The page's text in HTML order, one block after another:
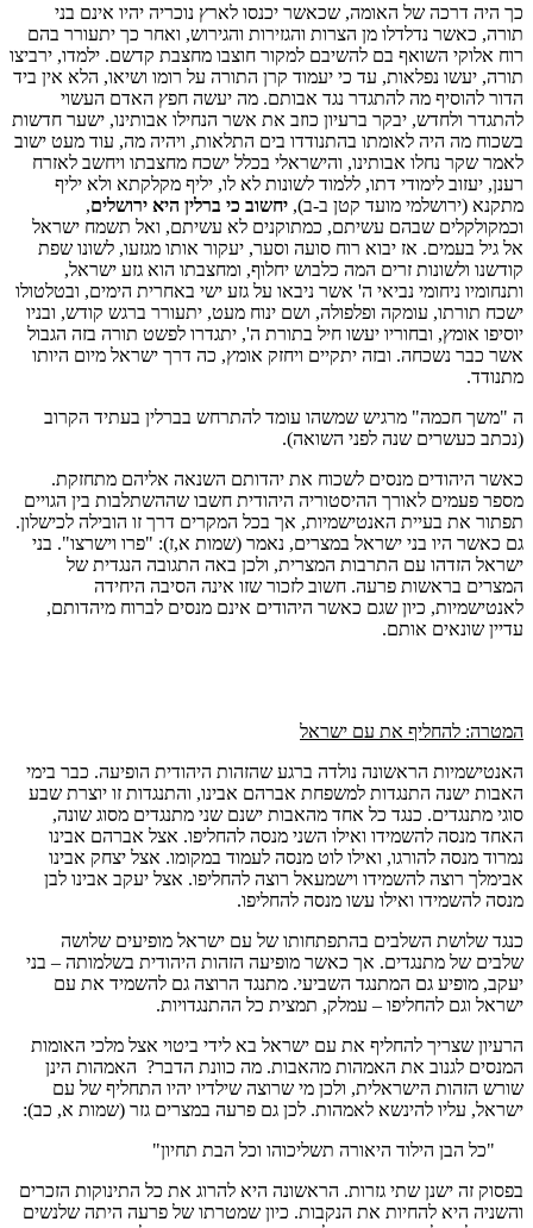
כך היה דרכה של האומה, שכאשר יכנסו לארץ נוכריה יהיו אינם בני
תורה, כאשר נדלדלו מן הצרות והגזירות והגירוש, ואחר כך יתעורר בהם
רוח אלוקי השואף בם להשיבם למקור חוצבו מחצבת קדשם. ילמדו, ירביצו
תורה, יעשו נפלאות, עד כי יעמוד קרן התורה על רומו ושיאו, הלא אין ביד
הדור להוסיף מה להתגדר נגד אבותם. מה יעשה חפץ האדם העשוי
להתגדר ולחדש, יבקר ברעיון כוזב את אשר הנחילו אבותינו, ישער חדשות
בשכוח מה היה לאומתו בהתנודדו בים התלאות, ויהיה מה, עוד מעט ישוב
לאמר שקר נחלו אבותינו, והישראלי בכלל ישכח מחצבתו ויחשב לאזרח
רענן, יעזוב לימודי דתו, ללמוד לשונות לא לו, יליף מקלקתא ולא יליף
מתקנא (ירושלמי מועד קטן ב-ב), יחשוב כי ברלין היא ירושלים,
וכמקולקלים שבהם עשיתם, כמתוקנים לא עשיתם, ואל תשמח ישראל
אל גיל בעמים. אז יבוא רוח סועה וסער, יעקור אותו מגזעו, לשונו שפת
קודשנו ולשונות זרים המה כלבוש יחלוף, ומחצבתו הוא גזע ישראל,
ותנחומיו ניחומי נביאי ה' אשר ניבאו על גזע ישי באחרית הימים, ובטלטולו
ישכח תורתו, עומקה ופלפולה, ושם ינוח מעט, יתעורר ברגש קודש, ובניו
יוסיפו אומץ, ובחוריו יעשו חיל בתורת ה', יתגדרו לפשט תורה בזה הגבול
אשר כבר נשכחה. ובזה יתקיים ויחזק אומץ, כה דרך ישראל מיום היותו
מתנודד.
ה "משך חכמה" מרגיש שמשהו עומד להתרחש בברלין בעתיד הקרוב
(נכתב כעשרים שנה לפני השואה).
כאשר היהודים מנסים לשכוח את יהדותם השנאה אליהם מתחזקת.
מספר פעמים לאורך ההיסטוריה היהודית חשבו שההשתלבות בין הגויים
תפתור את בעיית האנטישמיות, אך בכל המקרים דרך זו הובילה לכישלון.
גם כאשר היו בני ישראל במצרים, נאמר (שמות א,ז): "פרו וישרצו". בני
ישראל הזדהו עם התרבות המצרית, ולכן באה התגובה הנגדית של
המצרים בראשות פרעה. חשוב לזכור שזו אינה הסיבה היחידה
לאנטישמיות, כיון שגם כאשר היהודים אינם מנסים לברוח מיהדותם,
עדיין שונאים אותם.
המטרה: להחליף את עם ישראל
האנטישמיות הראשונה נולדה ברגע שהזהות היהודית הופיעה. כבר בימי
האבות ישנה התנגדות למשפחת אברהם אבינו, והתנגדות זו יוצרת שבע
סוגי מתנגדים. כנגד כל אחד מהאבות ישנם שני מתנגדים מסוג שונה,
האחד מנסה להשמידו ואילו השני מנסה להחליפו. אצל אברהם אבינו
נמרוד מנסה להורגו, ואילו לוט מנסה לעמוד במקומו. אצל יצחק אבינו
אבימלך רוצה להשמידו וישמעאל רוצה להחליפו. אצל יעקב אבינו לבן
מנסה להשמידו ואילו עשו מנסה להחליפו.
כנגד שלושת השלבים בהתפתחותו של עם ישראל מופיעים שלושה
שלבים של מתנגדים. אך כאשר מופיעה הזהות היהודית בשלמותה – בני
יעקב, מופיע גם המתנגד השביעי. מתנגד הרוצה גם להשמיד את עם
ישראל וגם להחליפו – עמלק, תמצית כל ההתנגדויות.
הרעיון שצריך להחליף את עם ישראל בא לידי ביטוי אצל מלכי האומות
המנסים לגנוב את האמהות מהאבות. מה כוונת הדבר? האמהות הינן
שורש הזהות הישראלית, ולכן מי שרוצה שילדיו יהיו התחליף של עם
ישראל, עליו להינשא לאמהות. לכן גם פרעה במצרים גזר (שמות א, כב):
"כל הבן הילוד היאורה תשליכוהו וכל הבת תחיון"
בפסוק זה ישנן שתי גזרות. הראשונה היא להרוג את כל התינוקות הזכרים
והשניה היא להחיות את הנקבות. כיון שמטרתו של פרעה היתה שלנשים